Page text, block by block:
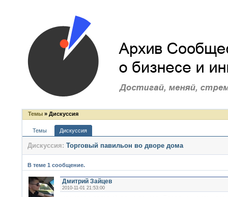
Темы » Дискуссия
Темы Дискуссия
Дискуссия: Торговый павильон во дворе дома
В теме 1 сообщение.
Дмитрий Зайцев
2010-11-01 21:53:00